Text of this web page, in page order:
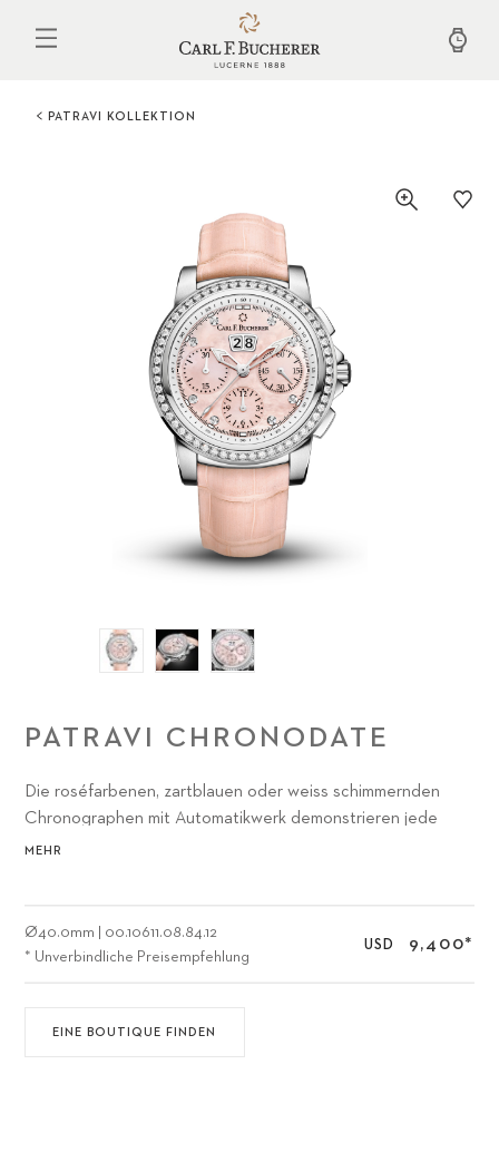
PATRAVI KOLLEKTION
PATRAVI CHRONODATE
Die roséfarbenen, zartblauen oder weiss schimmernden
Chronographen mit Automatikwerk demonstrieren jede
Sekunde aufs Neue die starke Wirkung zarter Schönheit.
MEHR
Ø40.0mm
00.10611.08.84.12
* Unverbindliche Preisempfehlung
USD 9,400*
EINE BOUTIQUE FINDEN